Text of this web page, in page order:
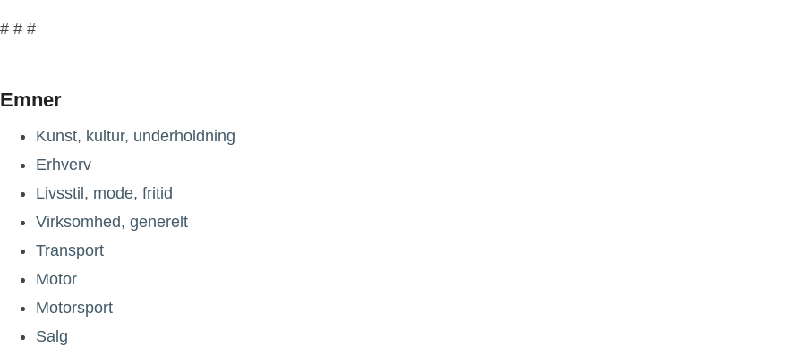
# # #
Emner
Kunst, kultur, underholdning
Erhverv
Livsstil, mode, fritid
Virksomhed, generelt
Transport
Motor
Motorsport
Salg